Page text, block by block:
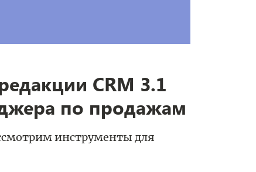
CRM 3.1
по продажам
инструменты для